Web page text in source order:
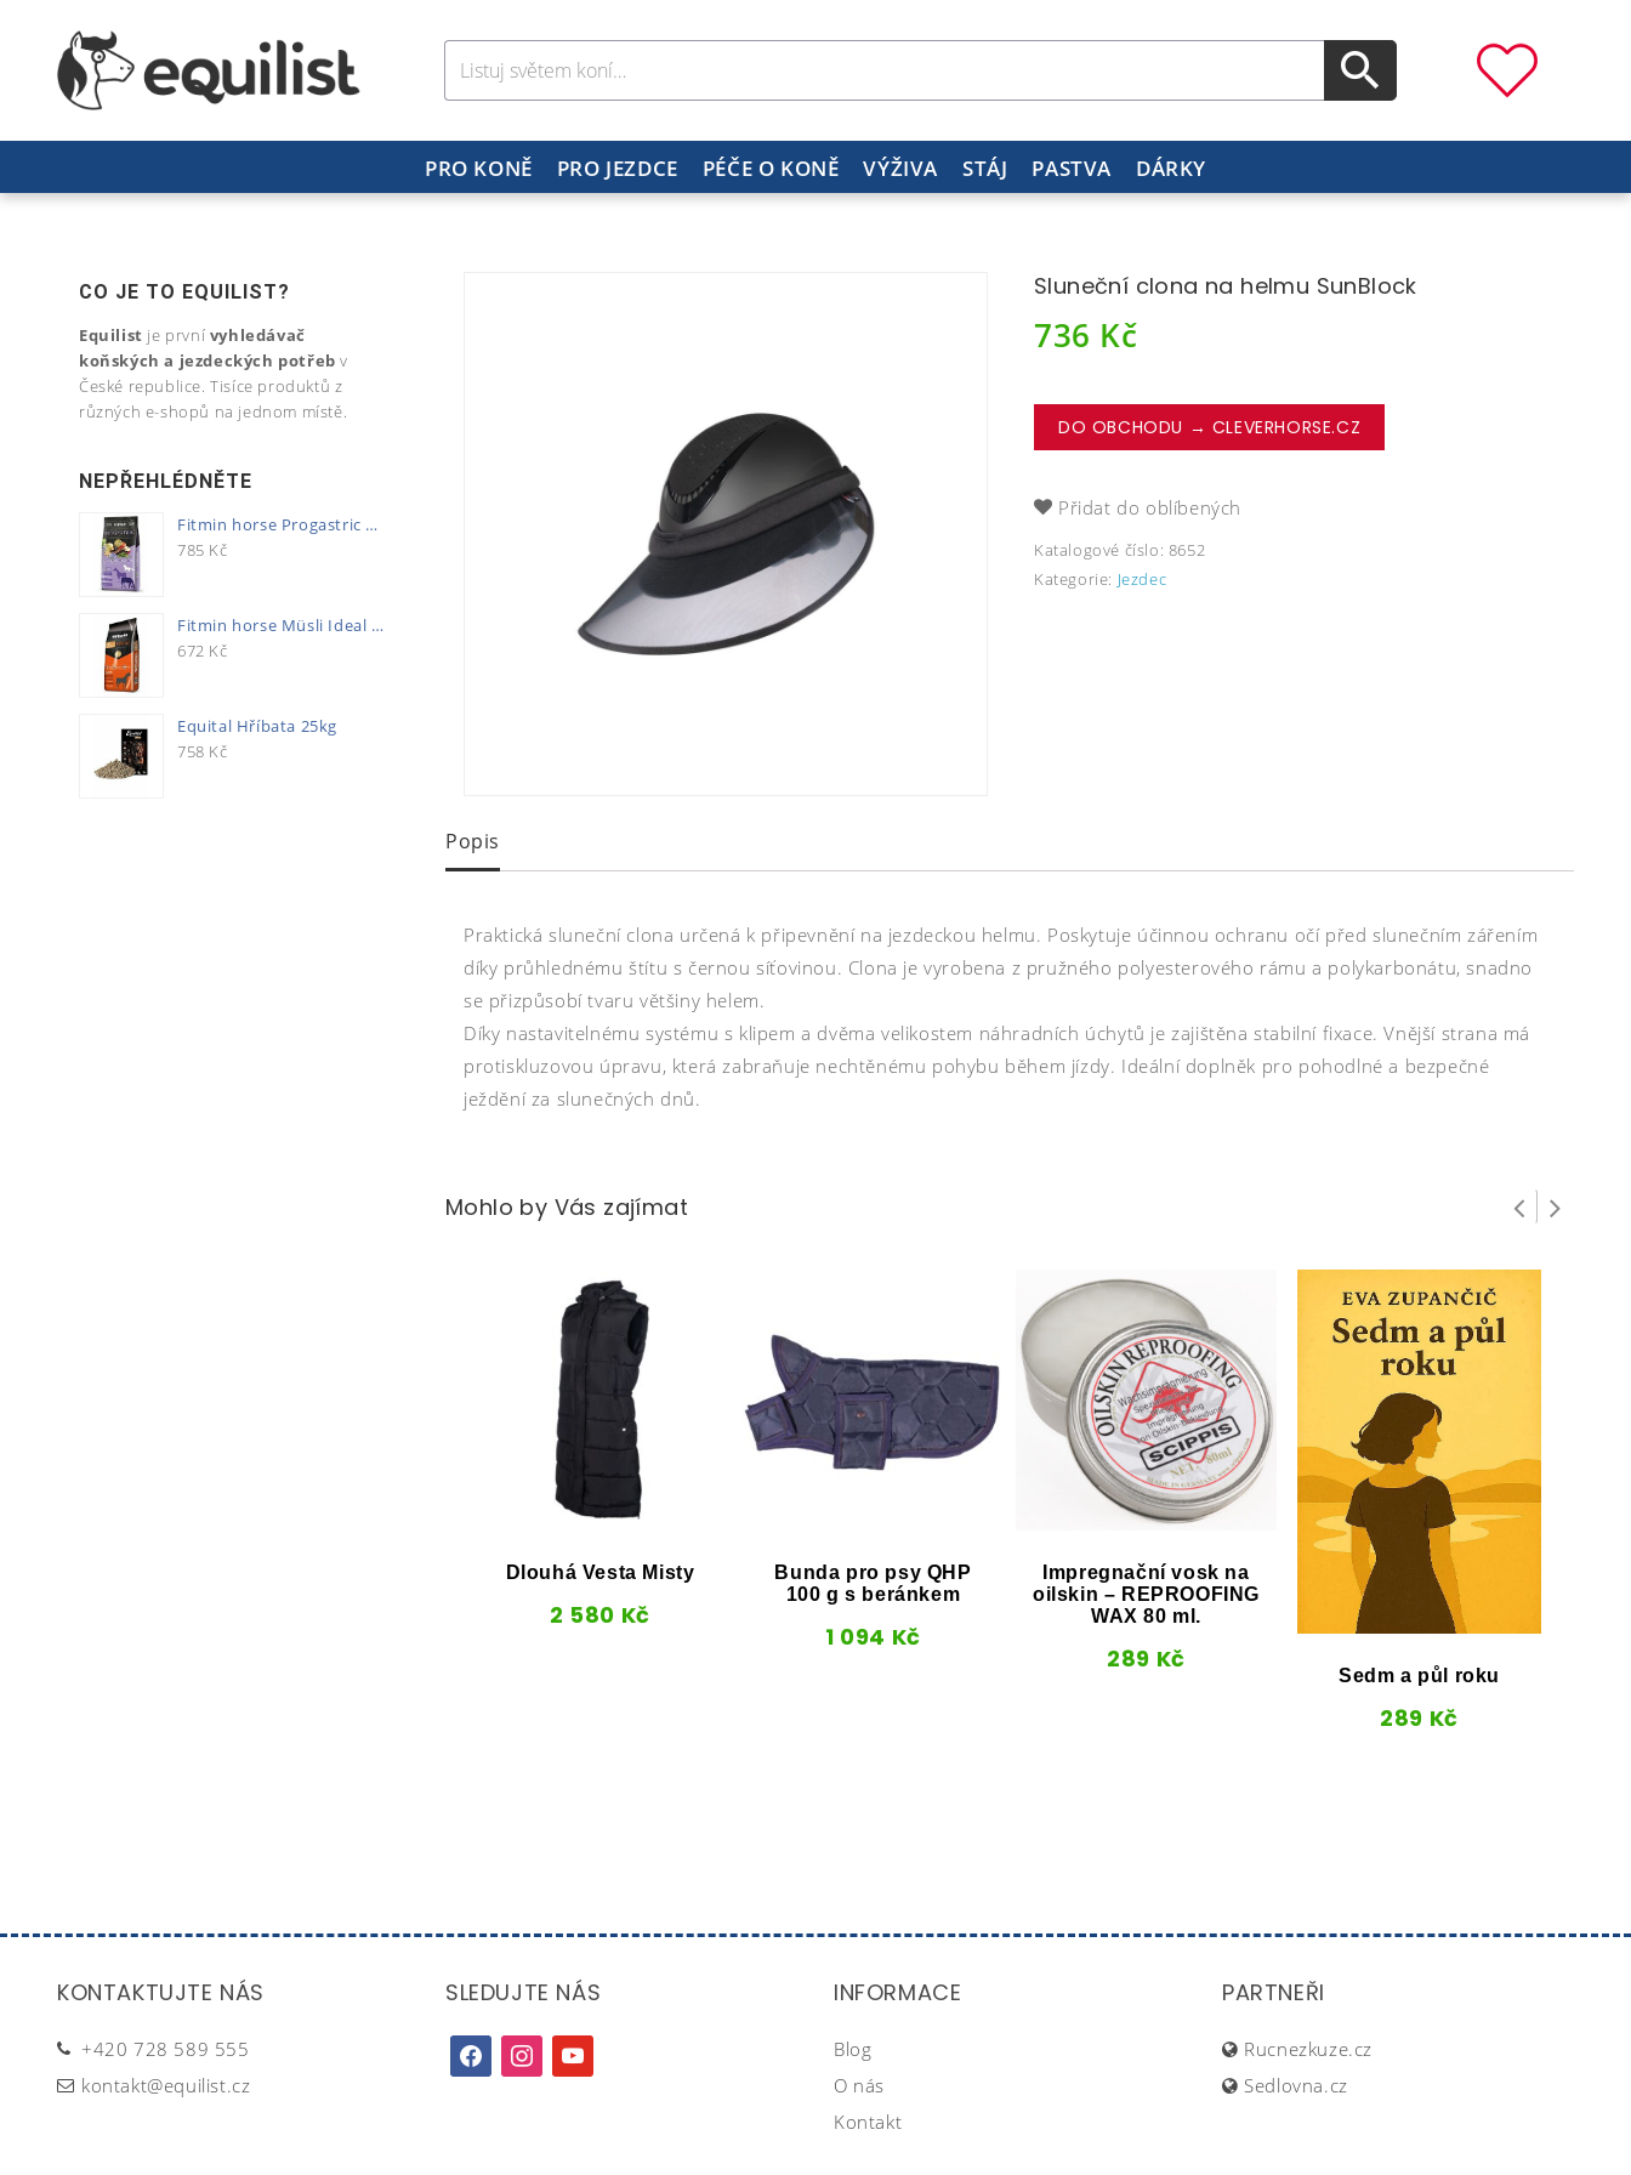
PRO KONĚ PRO JEZDCE PÉČE O KONĚ VÝŽIVA STÁJ PASTVA DÁRKY
Sluneční clona na helmu SunBlock
736 Kč
DO OBCHODU → CLEVERHORSE.CZ
Přidat do oblíbených
Katalogové číslo: 8652
Kategorie: Jezdec
Popis
Praktická sluneční clona určená k připevnění na jezdeckou helmu. Poskytuje účinnou ochranu očí před slunečním zářením
díky průhlednému štítu s černou síťovinou. Clona je vyrobena z pružného polyesterového rámu a polykarbonátu, snadno
se přizpůsobí tvaru většiny helem.
Díky nastavitelnému systému s klipem a dvěma velikostem náhradních úchytů je zajištěna stabilní fixace. Vnější strana má
protiskluzovou úpravu, která zabraňuje nechtěnému pohybu během jízdy. Ideální doplněk pro pohodlné a bezpečné
ježdění za slunečných dnů.
Mohlo by Vás zajímat
Dlouhá Vesta Misty
2 580 Kč
Bunda pro psy QHP
100 g s beránkem
1 094 Kč
Impregnační vosk na
oilskin – REPROOFING
WAX 80 ml.
289 Kč
Sedm a půl roku
289 Kč
CO JE TO EQUILIST?
Equilist je první vyhledávač
koňských a jezdeckých potřeb v
České republice. Tisíce produktů z
různých e-shopů na jednom místě.
NEPŘEHLÉDNĚTE
Fitmin horse Progastric 20kg
785 Kč
Fitmin horse Müsli Ideal 20kg
672 Kč
Equital Hříbata 25kg
758 Kč
KONTAKTUJTE NÁS
+420 728 589 555
kontakt@equilist.cz
SLEDUJTE NÁS
facebookinstagramyoutube
INFORMACE
Blog
O nás
Kontakt
PARTNEŘI
Rucnezkuze.cz
Sedlovna.cz